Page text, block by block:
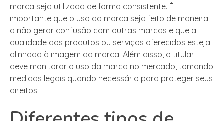
marca seja utilizada de forma consistente. É
importante que o uso da marca seja feito de maneira
a não gerar confusão com outras marcas e que a
qualidade dos produtos ou serviços oferecidos esteja
alinhada à imagem da marca. Além disso, o titular
deve monitorar o uso da marca no mercado, tomando
medidas legais quando necessário para proteger seus
direitos.